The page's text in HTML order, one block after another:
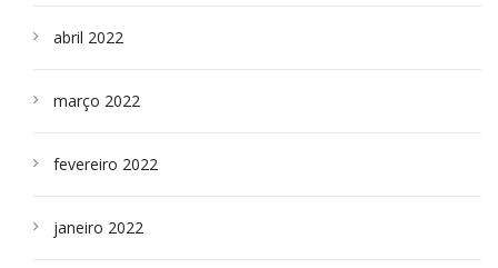
abril 2022
março 2022
fevereiro 2022
janeiro 2022